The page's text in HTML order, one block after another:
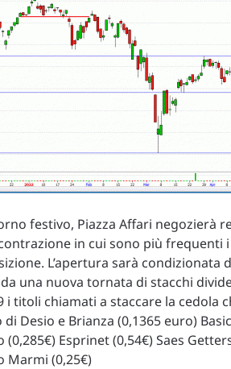
festivo, Piazza Affari negozierà
in cui sono più frequenti
L’apertura sarà
una nuova tornata di stacchi
titoli chiamati a staccare la cedola
Desio e Brianza (0,1365 euro)
Esprinet (0,54€) Saes
Marmi (0,25€)